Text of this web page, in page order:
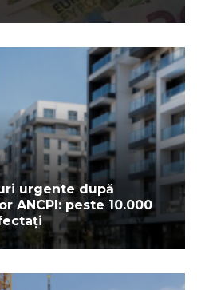
urgente după
ANCPI: peste 10.000